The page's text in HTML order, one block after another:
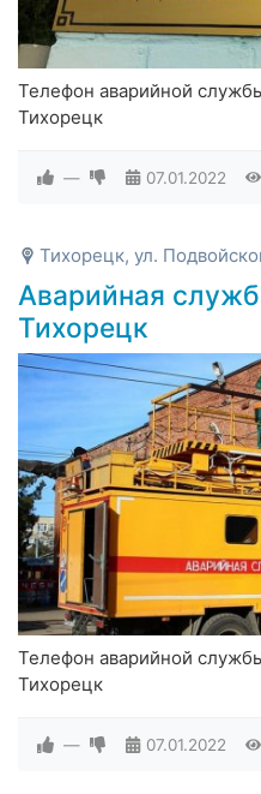
Телефон аварийной
Тихорецк
— 07.01.2022
Тихорецк, ул.
Аварийная
Тихорецк
Телефон аварийной
Тихорецк
— 07.01.2022